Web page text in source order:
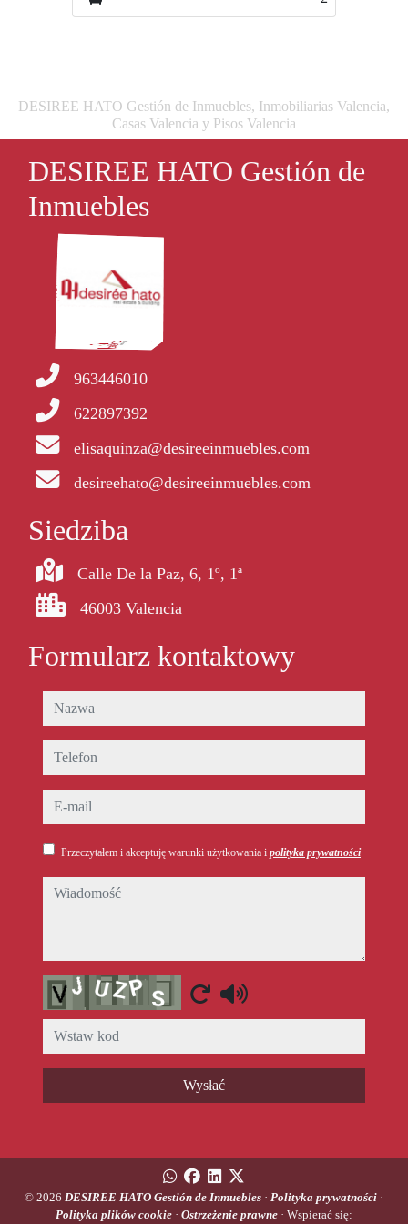
DESIREE HATO Gestión de Inmuebles, Inmobiliarias Valencia,
Casas Valencia y Pisos Valencia
DESIREE HATO Gestión de
Inmuebles
963446010
622897392
elisaquinza@desireeinmuebles.com
desireehato@desireeinmuebles.com
Siedziba
Calle De la Paz, 6, 1º, 1ª
46003 Valencia
Formularz kontaktowy
nazwa
telefon
e-mail
Przeczytałem i akceptuję warunki użytkowania i polityka prywatności
wiadomość
Captcha
Wysłać
© 2026 DESIREE HATO Gestión de Inmuebles · Polityka prywatności ·
Polityka plików cookie · Ostrzeżenie prawne · Wspierać się: